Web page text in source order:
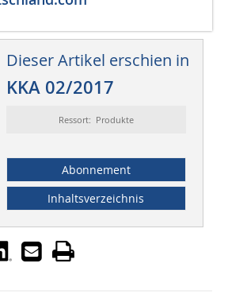
Dieser Artikel erschien in
KKA 02/2017
Ressort: Produkte
Abonnement
Inhaltsverzeichnis